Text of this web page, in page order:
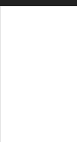
- ボーカル、作詞